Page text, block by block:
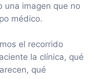
una imagen que no
médico.
el recorrido
la clínica, qué
qué